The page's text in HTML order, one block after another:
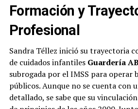
Formación y
Profesional
Sandra Téllez inició su trayectoria
de cuidados infantiles Guardería
subrogada por el IMSS para operar
públicos. Aunque no se cuenta con
detallado, se sabe que su